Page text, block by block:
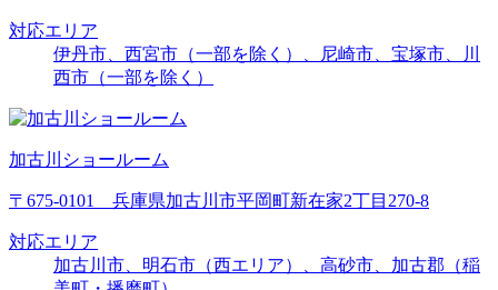
対応エリア
伊丹市、西宮市（一部を除く）、尼崎市、宝塚市、川
西市（一部を除く）
加古川ショールーム
〒675-0101 兵庫県加古川市平岡町新在家2丁目270-8
対応エリア
加古川市、明石市（西エリア）、高砂市、加古郡（稲